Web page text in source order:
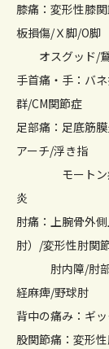
膝痛：変形性膝
板損傷/Ｘ脚/O脚
オスグッド/鵞
手首痛・手：バ
群/CM関節症
足部痛：足底筋
アーチ/浮き指
モートン病/
炎
肘痛：上腕骨外
肘）/変形性肘関
肘内障/肘部管
経麻痺/野球肘
背中の痛み：ギ
股関節痛：変形